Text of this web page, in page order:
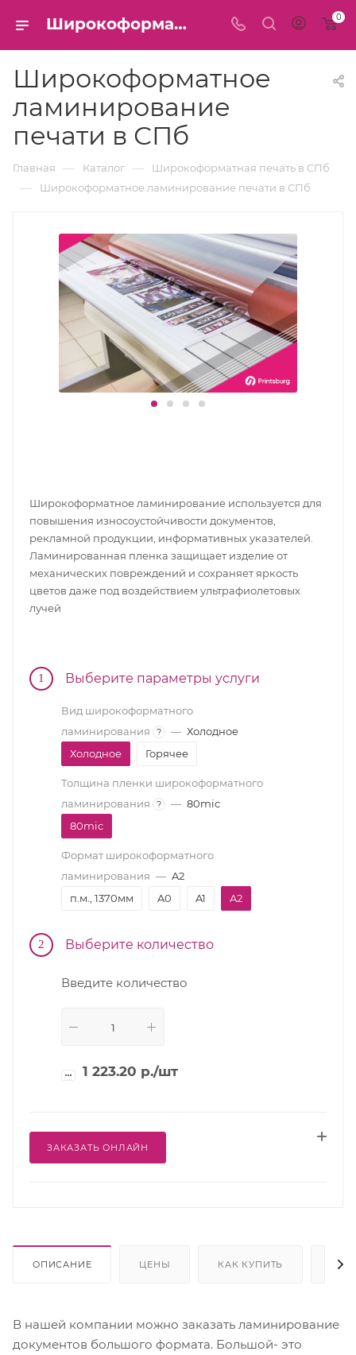
Широкоформатное ламинирование печати в СПб 0
Широкоформатное
ламинирование
печати в СПб
Главная — Каталог — Широкоформатная печать в СПб
— Широкоформатное ламинирование печати в СПб
Широкоформатное ламинирование используется для
повышения износоустойчивости документов,
рекламной продукции, информативных указателей.
Ламинированная пленка защищает изделие от
механических повреждений и сохраняет яркость
цветов даже под воздействием ультрафиолетовых
лучей
1 Выберите параметры услуги
Вид широкоформатного
ламинирования
? — Холодное
Холодное
Горячее
Толщина пленки широкоформатного
ламинирования
? — 80mic
80mic
Формат широкоформатного
ламинирования — A2
п.м., 1370мм
A0 A1 A2
2 Выберите количество
Введите количество
1 223.20 р./шт
ЗАКАЗАТЬ ОНЛАЙН
ОПИСАНИЕ ЦЕНЫ КАК КУПИТЬ
В нашей компании можно заказать ламинирование
документов большого формата. Большой- это